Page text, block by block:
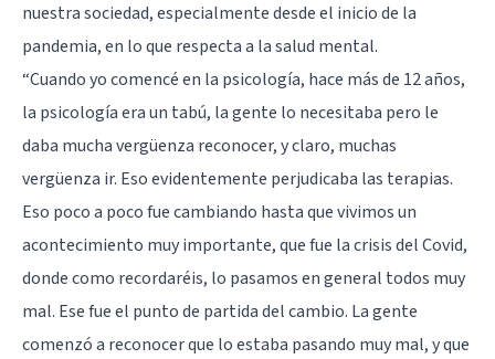
nuestra sociedad, especialmente desde el inicio de la
pandemia, en lo que respecta a la salud mental.
“Cuando yo comencé en la psicología, hace más de 12 años,
la psicología era un tabú, la gente lo necesitaba pero le
daba mucha vergüenza reconocer, y claro, muchas
vergüenza ir. Eso evidentemente perjudicaba las terapias.
Eso poco a poco fue cambiando hasta que vivimos un
acontecimiento muy importante, que fue la crisis del Covid,
donde como recordaréis, lo pasamos en general todos muy
mal. Ese fue el punto de partida del cambio. La gente
comenzó a reconocer que lo estaba pasando muy mal, y que